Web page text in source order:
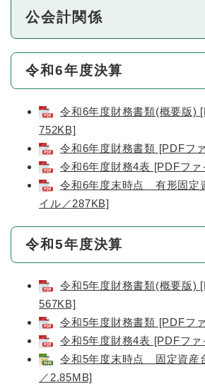
公会計関係
令和6年度決算
令和6年度財務書類(概要版)
752KB]
令和6年度財務書類 [PDFフ
令和6年度財務4表 [PDFファ
令和6年度末時点 有形固定
イル／287KB]
令和5年度決算
令和5年度財務書類(概要版)
567KB]
令和5年度財務書類 [PDFフ
令和5年度財務4表 [PDFフ
令和5年度末時点 固定資産
／2.85MB]